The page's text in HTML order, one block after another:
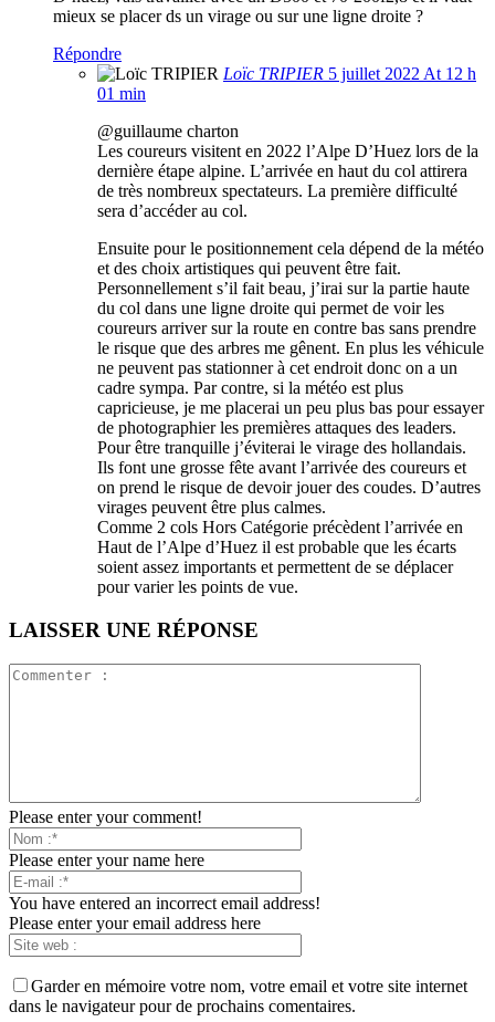
mieux se placer ds un virage ou sur une ligne droite ?
Répondre
Loïc TRIPIER 5 juillet 2022 At 12 h
01 min
@guillaume charton
Les coureurs visitent en 2022 l’Alpe D’Huez lors de la
dernière étape alpine. L’arrivée en haut du col attirera
de très nombreux spectateurs. La première difficulté
sera d’accéder au col.
Ensuite pour le positionnement cela dépend de la météo
et des choix artistiques qui peuvent être fait.
Personnellement s’il fait beau, j’irai sur la partie haute
du col dans une ligne droite qui permet de voir les
coureurs arriver sur la route en contre bas sans prendre
le risque que des arbres me gênent. En plus les véhicule
ne peuvent pas stationner à cet endroit donc on a un
cadre sympa. Par contre, si la météo est plus
capricieuse, je me placerai un peu plus bas pour essayer
de photographier les premières attaques des leaders.
Pour être tranquille j’éviterai le virage des hollandais.
Ils font une grosse fête avant l’arrivée des coureurs et
on prend le risque de devoir jouer des coudes. D’autres
virages peuvent être plus calmes.
Comme 2 cols Hors Catégorie précèdent l’arrivée en
Haut de l’Alpe d’Huez il est probable que les écarts
soient assez importants et permettent de se déplacer
pour varier les points de vue.
LAISSER UNE RÉPONSE
Please enter your comment!
Please enter your name here
You have entered an incorrect email address!
Please enter your email address here
Garder en mémoire votre nom, votre email et votre site internet
dans le navigateur pour de prochains comentaires.